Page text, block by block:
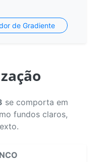
de Gradiente
se comporta em
fundos claros,